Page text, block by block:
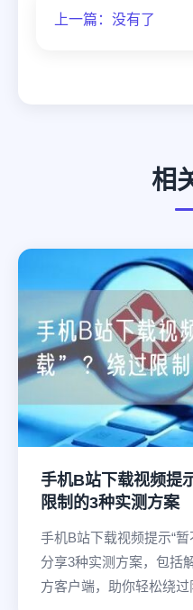
上一篇：没有了
相
手机B站下载视频提
限制的3种实测方案
手机B站下载视频提示“
分享3种实测方案，包括
方客户端，助你轻松绕过